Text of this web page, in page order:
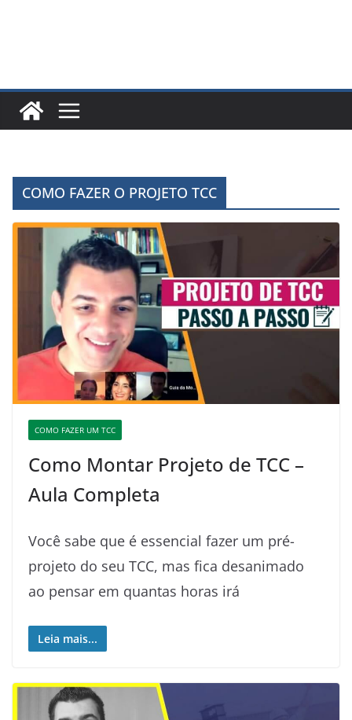
COMO FAZER O PROJETO TCC
COMO FAZER UM TCC
Como Montar Projeto de TCC –
Aula Completa
Você sabe que é essencial fazer um pré-
projeto do seu TCC, mas fica desanimado
ao pensar em quantas horas irá
Leia mais...